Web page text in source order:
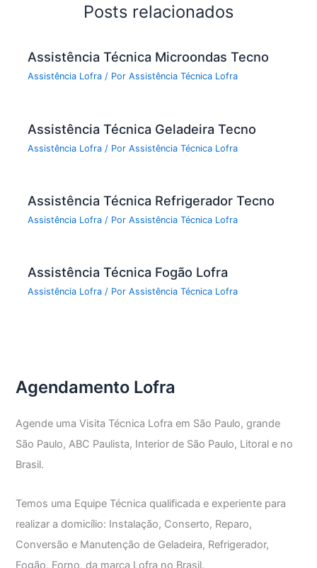
Posts relacionados
Assistência Técnica Microondas Tecno
Assistência Lofra / PorAssistência Técnica Lofra
Assistência Técnica Geladeira Tecno
Assistência Lofra / PorAssistência Técnica Lofra
Assistência Técnica Refrigerador Tecno
Assistência Lofra / PorAssistência Técnica Lofra
Assistência Técnica Fogão Lofra
Assistência Lofra / PorAssistência Técnica Lofra
Agendamento Lofra
Agende uma Visita Técnica Lofra em São Paulo, grande
São Paulo, ABC Paulista, Interior de São Paulo, Litoral e no
Brasil.
Temos uma Equipe Técnica qualificada e experiente para
realizar a domicílio: Instalação, Conserto, Reparo,
Conversão e Manutenção de Geladeira, Refrigerador,
Fogão, Forno, da marca Lofra no Brasil.